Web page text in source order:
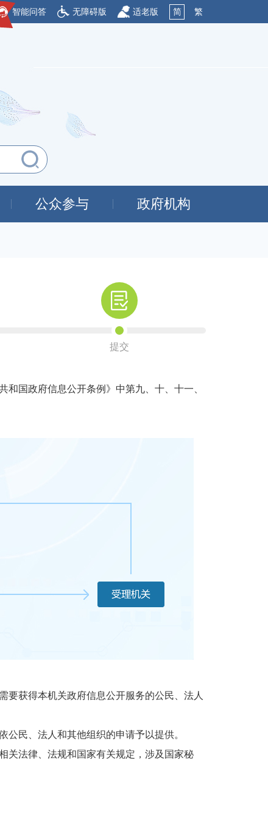
智能问答 无障碍版 适老版 简 繁
公众参与 政府机构
提交
国政府信息公开条例》中第九、十、十一、
获得本机关政府信息公开服务的公民、法人
民、法人和其他组织的申请予以提供。
法律、法规和国家有关规定，涉及国家秘